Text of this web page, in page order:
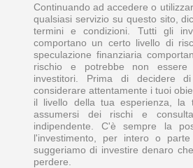
Continuando ad accedere o
qualsiasi servizio su questo sito,
termini e condizioni. Tutti gli
comportano un certo livello di
speculazione finanziaria
rischio e potrebbe non
investitori. Prima di decidere
considerare attentamente i tuoi
il livello della tua esperienza, la
assumersi dei rischi e
indipendente. C'è sempre la
l'investimento, per intero o
suggeriamo di investire denaro
perdere.